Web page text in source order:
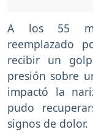
A los 55
reemplazado
recibir un
presión sobre
impactó la
pudo
signos de dolor.